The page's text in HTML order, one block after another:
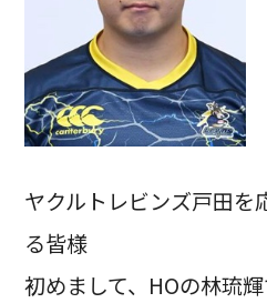
ヤクルトレビンズ戸田を
る皆様
初めまして、HOの林琉